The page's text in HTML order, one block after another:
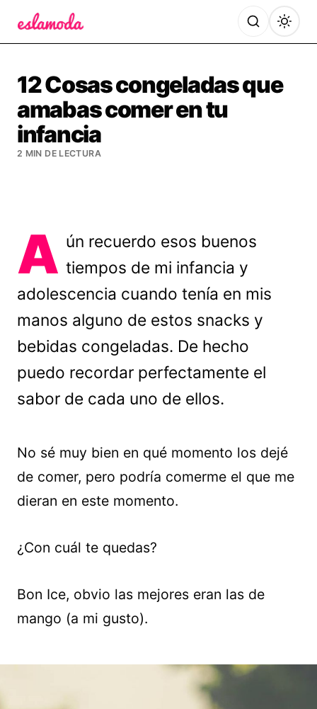
12 Cosas congeladas que
amabas comer en tu
infancia
2 MIN DE LECTURA
A ún recuerdo esos buenos
tiempos de mi infancia y
adolescencia cuando tenía en mis
manos alguno de estos snacks y
bebidas congeladas. De hecho
puedo recordar perfectamente el
sabor de cada uno de ellos.
No sé muy bien en qué momento los dejé
de comer, pero podría comerme el que me
dieran en este momento.
¿Con cuál te quedas?
Bon Ice, obvio las mejores eran las de
mango (a mi gusto).